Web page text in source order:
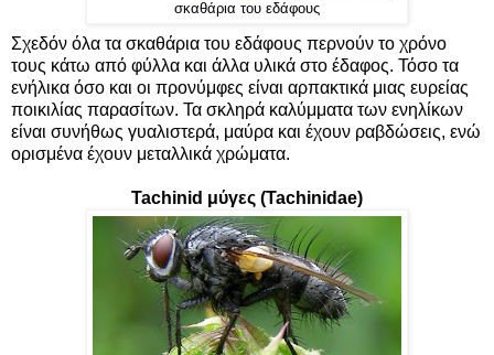
σκαθάρια του εδάφους
Σχεδόν όλα τα σκαθάρια του εδάφους περνούν το χρόνο
τους κάτω από φύλλα και άλλα υλικά στο έδαφος. Τόσο τα
ενήλικα όσο και οι προνύμφες είναι αρπακτικά μιας ευρείας
ποικιλίας παρασίτων. Τα σκληρά καλύμματα των ενηλίκων
είναι συνήθως γυαλιστερά, μαύρα και έχουν ραβδώσεις, ενώ
ορισμένα έχουν μεταλλικά χρώματα.
Tachinid μύγες (Tachinidae)